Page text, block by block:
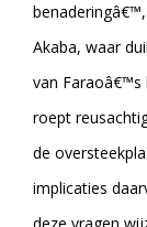
Akaba, waar
van Faraoâ€™s
roept
de
implicaties